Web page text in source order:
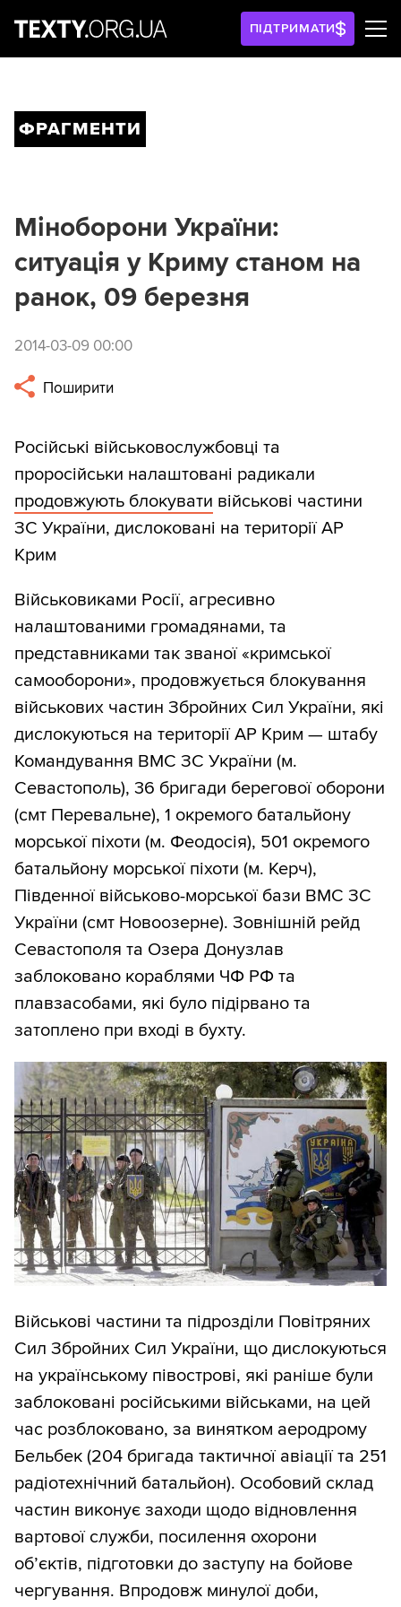
ПІДТРИМАТИ
ФРАГМЕНТИ
Міноборони України:
ситуація у Криму станом на
ранок, 09 березня
2014-03-09 00:00
Поширити
Російські військовослужбовці та
проросійськи налаштовані радикали
продовжують блокувати військові частини
ЗС України, дислоковані на території АР
Крим
Військовиками Росії, агресивно
налаштованими громадянами, та
представниками так званої «кримської
самооборони», продовжується блокування
військових частин Збройних Сил України, які
дислокуються на території АР Крим — штабу
Командування ВМС ЗС України (м.
Севастополь), 36 бригади берегової оборони
(смт Перевальне), 1 окремого батальйону
морської піхоти (м. Феодосія), 501 окремого
батальйону морської піхоти (м. Керч),
Південної військово-морської бази ВМС ЗС
України (смт Новоозерне). Зовнішній рейд
Севастополя та Озера Донузлав
заблоковано кораблями ЧФ РФ та
плавзасобами, які було підірвано та
затоплено при вході в бухту.
Військові частини та підрозділи Повітряних
Сил Збройних Сил України, що дислокуються
на українському півострові, які раніше були
заблоковані російськими військами, на цей
час розблоковано, за винятком аеродрому
Бельбек (204 бригада тактичної авіації та 251
радіотехнічний батальйон). Особовий склад
частин виконує заходи щодо відновлення
вартової служби, посилення охорони
об’єктів, підготовки до заступу на бойове
чергування. Впродовж минулої доби,